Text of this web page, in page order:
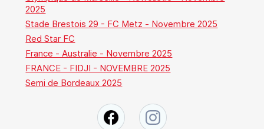
2025
Stade Brestois 29 - FC Metz - Novembre 2025
Red Star FC
France - Australie - Novembre 2025
FRANCE - FIDJI - NOVEMBRE 2025
Semi de Bordeaux 2025